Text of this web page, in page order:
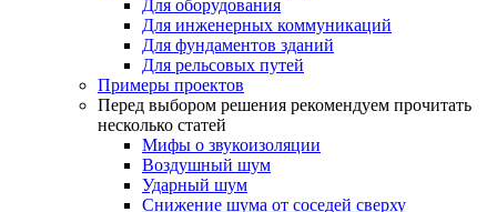
Для оборудования
Для инженерных коммуникаций
Для фундаментов зданий
Для рельсовых путей
Примеры проектов
Перед выбором решения рекомендуем прочитать
несколько статей
Мифы о звукоизоляции
Воздушный шум
Ударный шум
Снижение шума от соседей сверху